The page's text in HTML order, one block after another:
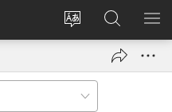
Смени
сайта
Влез
(отваря
прозорец)
Търсене
в
JW.ORG